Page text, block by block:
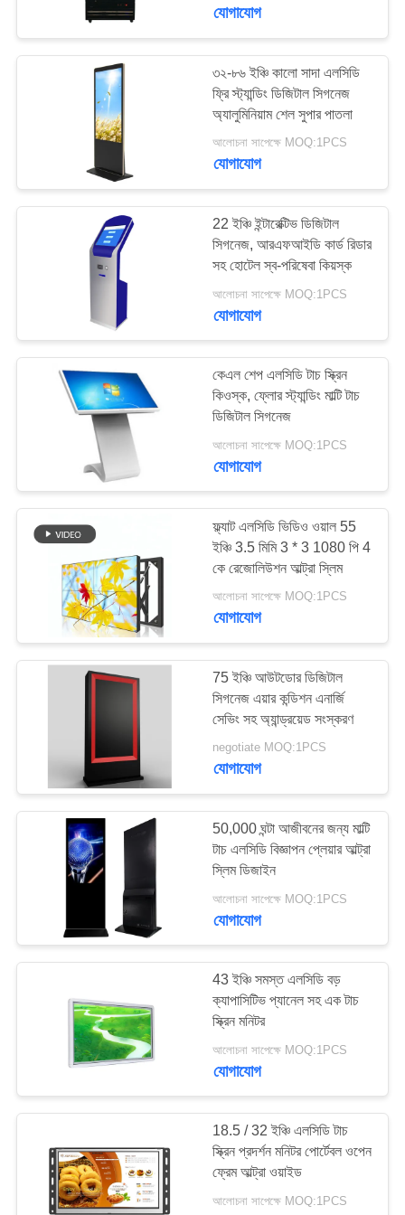
উদ্ধৃতির
সাইট
ম্যাপ
PRIVACY
আউটডোর ডিজিটাল সিগনেজ
74
বিনামূল্যে স্থায়ী ডিজিটাল
সিগনেজ
31
ওয়াল মাউন্ট করা ডিজিটাল
সিগনেজ
এলসিডি টাচ স্ক্রিন কিওস্ক
20
স্বচ্ছ এলসিডি স্ক্রিন
41
LCD ভিডিও দেয়াল
যোগাযোগ
৩২-৮৬ ইঞ্চি কালো সাদা এলসিডি
ফ্রি স্ট্যান্ডিং ডিজিটাল সিগনেজ
অ্যালুমিনিয়াম শেল সুপার পাতলা
আলোচনা সাপেক্ষে MOQ:1PCS
যোগাযোগ
22 ইঞ্চি ইন্টারেক্টিভ ডিজিটাল
সিগনেজ, আরএফআইডি কার্ড রিডার
সহ হোটেল স্ব-পরিষেবা কিয়স্ক
আলোচনা সাপেক্ষে MOQ:1PCS
যোগাযোগ
কেএল শেপ এলসিডি টাচ স্ক্রিন
কিওস্ক, ফ্লোর স্ট্যান্ডিং মাল্টি টাচ
ডিজিটাল সিগনেজ
আলোচনা সাপেক্ষে MOQ:1PCS
যোগাযোগ
ফ্ল্যাট এলসিডি ভিডিও ওয়াল 55
ইঞ্চি 3.5 মিমি 3 * 3 1080 পি 4
কে রেজোলিউশন আল্ট্রা স্লিম
আলোচনা সাপেক্ষে MOQ:1PCS
যোগাযোগ
75 ইঞ্চি আউটডোর ডিজিটাল
সিগনেজ এয়ার কন্ডিশন এনার্জি
সেভিং সহ অ্যান্ড্রয়েড সংস্করণ
negotiate MOQ:1PCS
যোগাযোগ
50,000 ঘন্টা আজীবনের জন্য মাল্টি
টাচ এলসিডি বিজ্ঞাপন প্লেয়ার আল্ট্রা
স্লিম ডিজাইন
আলোচনা সাপেক্ষে MOQ:1PCS
যোগাযোগ
43 ইঞ্চি সমস্ত এলসিডি বড়
ক্যাপাসিটিভ প্যানেল সহ এক টাচ
স্ক্রিন মনিটর
আলোচনা সাপেক্ষে MOQ:1PCS
যোগাযোগ
18.5 / 32 ইঞ্চি এলসিডি টাচ
স্ক্রিন প্রদর্শন মনিটর পোর্টেবল ওপেন
ফ্রেম আল্ট্রা ওয়াইড
আলোচনা সাপেক্ষে MOQ:1PCS